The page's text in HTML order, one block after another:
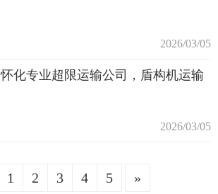
2026/03/05
怀化专业超限运输公司，盾构机运输
2026/03/05
1 2 3 4 5 »